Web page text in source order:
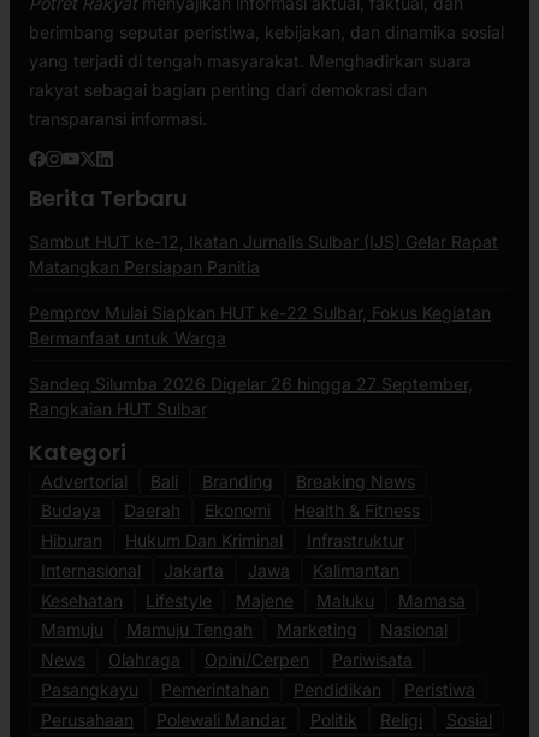
berimbang seputar peristiwa, kebijakan, dan dinamika sosial
yang terjadi di tengah masyarakat. Menghadirkan suara
rakyat sebagai bagian penting dari demokrasi dan
transparansi informasi.
Berita Terbaru
Sambut HUT ke-12, Ikatan Jurnalis Sulbar (IJS) Gelar Rapat
Matangkan Persiapan Panitia
Pemprov Mulai Siapkan HUT ke-22 Sulbar, Fokus Kegiatan
Bermanfaat untuk Warga
Sandeq Silumba 2026 Digelar 26 hingga 27 September,
Rangkaian HUT Sulbar
Kategori
Advertorial Bali Branding
Breaking News
Budaya
Daerah Ekonomi
Health & Fitness
Hiburan
Hukum Dan Kriminal
Infrastruktur
Internasional
Jakarta Jawa
Kalimantan
Kesehatan
Lifestyle Majene Maluku
Mamasa
Mamuju
Mamuju Tengah Marketing
Nasional
News
Olahraga Opini/Cerpen
Pariwisata
Pasangkayu
Pemerintahan Pendidikan
Peristiwa
Perusahaan
Polewali Mandar Politik Religi Sosial